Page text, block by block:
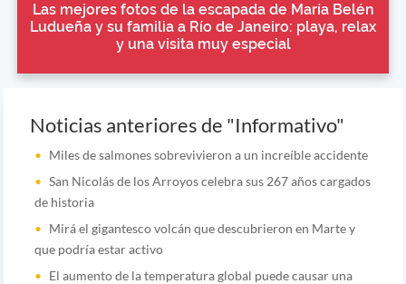
Las mejores fotos de la escapada de María Belén
Ludueña y su familia a Río de Janeiro: playa, relax
y una visita muy especial
Noticias anteriores de "Informativo"
Miles de salmones sobrevivieron a un increíble accidente
San Nicolás de los Arroyos celebra sus 267 años cargados
de historia
Mirá el gigantesco volcán que descubrieron en Marte y
que podría estar activo
El aumento de la temperatura global puede causar una